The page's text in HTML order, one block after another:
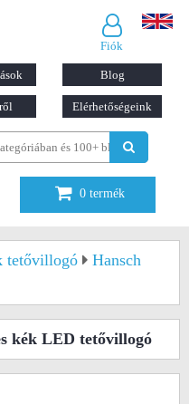
Fiók
Blog
Elérhetőségeink
0 termék
tetővillogó
Hansch
kék LED tetővillogó